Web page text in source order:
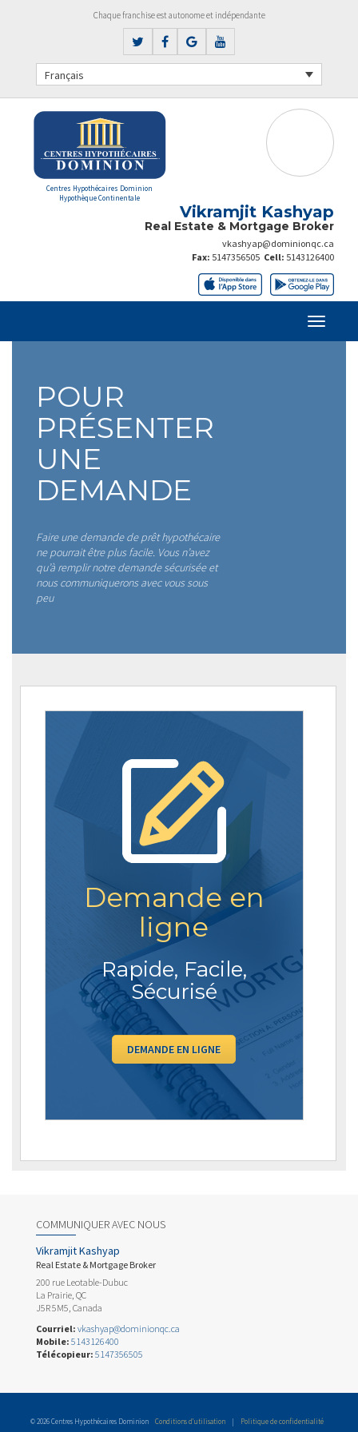
Chaque franchise est autonome et indépendante
Français
Centres Hypothécaires Dominion
Hypothèque Continentale
Vikramjit Kashyap
Real Estate & Mortgage Broker
vkashyap@dominionqc.ca
Cell: 5143126400
Fax: 5147356505
POUR
PRÉSENTER
UNE
DEMANDE
Faire une demande de prêt hypothécaire
ne pourrait être plus facile. Vous n’avez
qu’à remplir notre demande sécurisée et
nous communiquerons avec vous sous
peu
Demande en
ligne
Rapide, Facile,
Sécurisé
DEMANDE EN LIGNE
COMMUNIQUER AVEC NOUS
Vikramjit Kashyap
Real Estate & Mortgage Broker
200 rue Leotable-Dubuc
La Prairie, QC
J5R 5M5, Canada
Courriel: vkashyap@dominionqc.ca
Mobile: 5143126400
Télécopieur: 5147356505
© 2026 Centres Hypothécaires Dominion Conditions d’utilisation | Politique de confidentialité